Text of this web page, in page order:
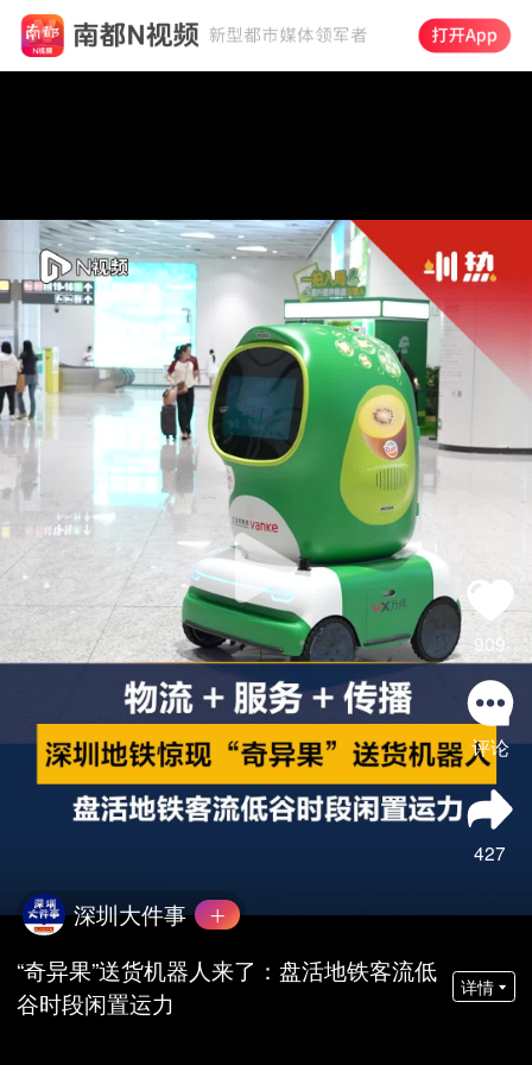
909
评论
427
深圳大件事
“奇异果”送货机器人来了：盘活地铁客流低
谷时段闲置运力
详情